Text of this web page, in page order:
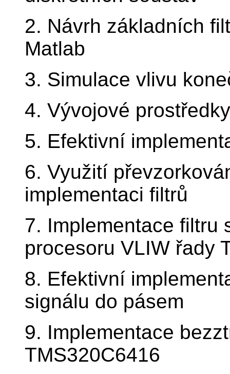
2. Návrh základních
Matlab
3. Simulace vlivu
4. Vývojové
5. Efektivní
6. Využití
implementaci filtrů
7. Implementace filtru
procesoru VLIW řady
8. Efektivní
signálu do pásem
9. Implementace
TMS320C6416